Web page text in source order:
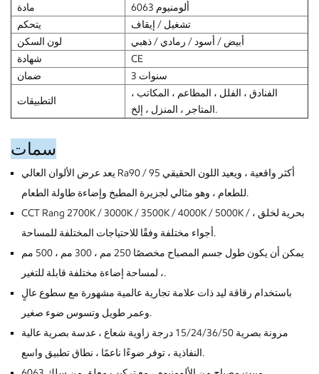
مادة
6063 ألومنيوم
يتحكم
تشغيل / إيقاف
لون السكن
أبيض / أسود / رمادي / ذهبي
شهادة
CE
ضمان
3 سنوات
التطبيقات
الفنادق ، الفلل ، المطاعم ، المكاتب ،
المتاجر ، المنزل ، إلخ.
سمات
يعد عرض الألوان العالي Ra90 / 95 أكثر واقعية ، ويعيد اللون الحقيقي
للطعام ، وهو مثالي لجزيرة المطبخ وإضاءة طاولة الطعام.
CCT Rang 2700K / 3000K / 3500K / 4000K / 5000K / ، بحرية لخلق
أجواء مختلفة وفقًا للاحتياجات المختلفة للمساحة.
يمكن أن يكون طول جسم المصباح مخصصًا 250 مم ، 300 مم ، 500 مم
، لمساحة إضاءة مختلفة قابلة للتغير.
باستخدام رقاقة ليد ذات علامة تجارية عالمية مشهورة مع سطوع عالٍ
وعمر طويل وتسوس ضوء صغير.
مرونة بصرية 15/24/36/50 درجة زاوية شعاع ، عدسة بصرية عالية
النفاذية ، توفر ضوءًا ناعمًا ، نطاق تطبيق واسع.